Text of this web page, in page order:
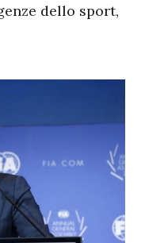
dello sport,